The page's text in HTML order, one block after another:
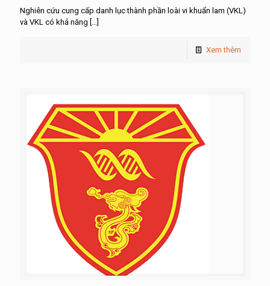
Nghiên cứu cung cấp danh lục thành phần loài vi khuẩn lam (VKL)
và VKL có khả năng […]
Xem thêm